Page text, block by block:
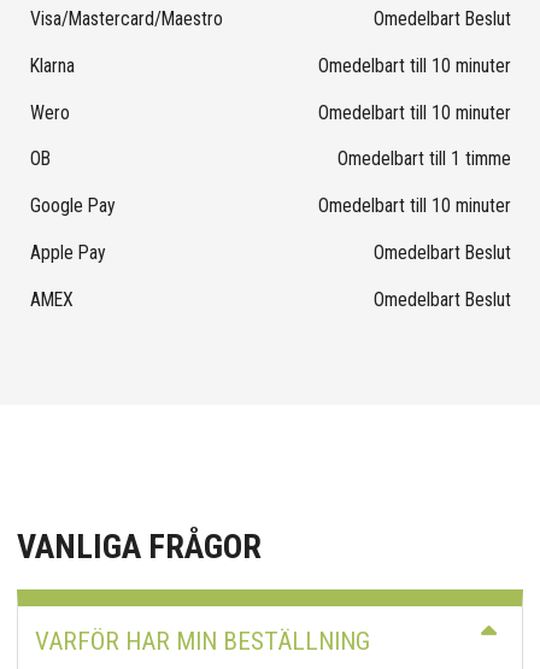
Visa/Mastercard/Maestro Omedelbart Beslut
Klarna Omedelbart till 10 minuter
Wero Omedelbart till 10 minuter
OB Omedelbart till 1 timme
Google Pay Omedelbart till 10 minuter
Apple Pay Omedelbart Beslut
AMEX Omedelbart Beslut
VANLIGA FRÅGOR
VARFÖR HAR MIN BESTÄLLNING